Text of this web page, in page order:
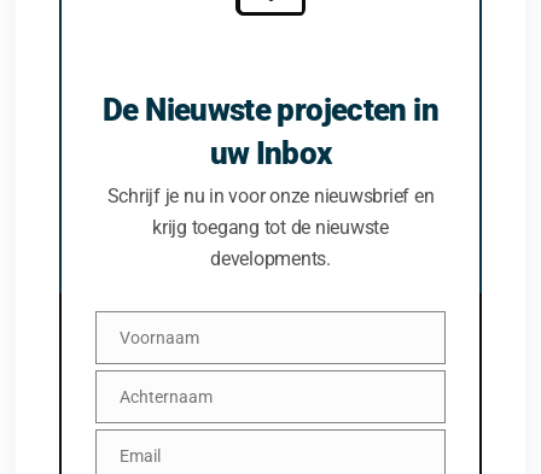
De Nieuwste projecten in
uw Inbox
Schrijf je nu in voor onze nieuwsbrief en
krijg toegang tot de nieuwste
developments.
Voornaam
Voornaam
Achternaam
Achternaam
EmailEmail